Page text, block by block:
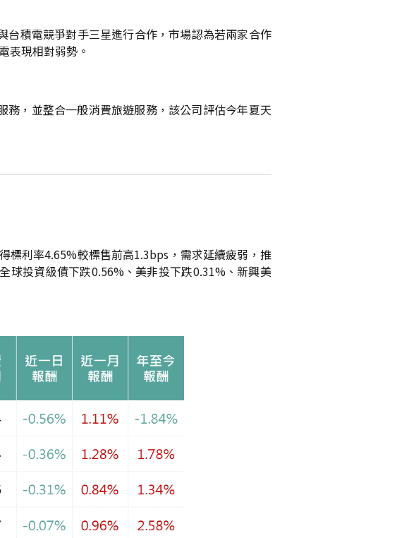
台積電競爭對手三星進行合作，市場認為若兩家合作
表現相對弱勢。
，並整合一般消費旅遊服務，該公司評估今年夏天
標利率4.65%較標售前高1.3bps，需求延續疲弱，推
球投資級債下跌0.56%、美非投下跌0.31%、新興美